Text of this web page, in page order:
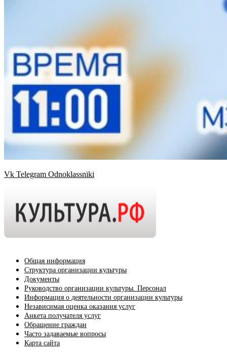
Vk Telegram Odnoklassniki
Общая информация
Структура организации культуры
Документы
Руководство организации культуры. Персонал
Информация о деятельности организации культуры
Независимая оценка оказания услуг
Анкета получателя услуг
Обращение граждан
Часто задаваемые вопросы
Карта сайта